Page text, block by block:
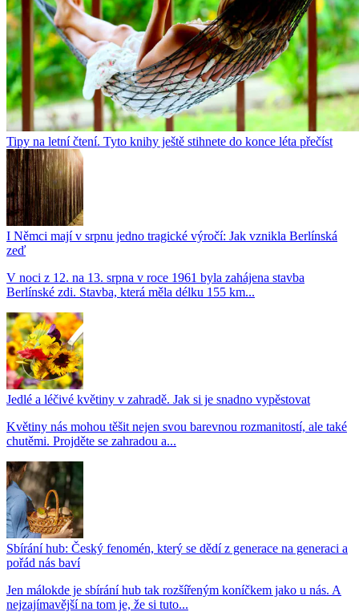
Tipy na letní čtení. Tyto knihy ještě stihnete do konce léta přečíst
I Němci mají v srpnu jedno tragické výročí: Jak vznikla Berlínská
zeď
V noci z 12. na 13. srpna v roce 1961 byla zahájena stavba
Berlínské zdi. Stavba, která měla délku 155 km...
Jedlé a léčivé květiny v zahradě. Jak si je snadno vypěstovat
Květiny nás mohou těšit nejen svou barevnou rozmanitostí, ale také
chutěmi. Projděte se zahradou a...
Sbírání hub: Český fenomén, který se dědí z generace na generaci a
pořád nás baví
Jen málokde je sbírání hub tak rozšířeným koníčkem jako u nás. A
nejzajímavější na tom je, že si tuto...